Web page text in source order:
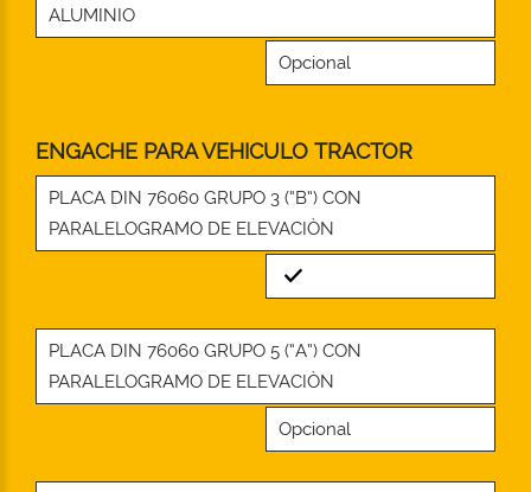
ALUMINIO
Opcional
ENGACHE PARA VEHICULO TRACTOR
PLACA DIN 76060 GRUPO 3 (“B”) CON
PARALELOGRAMO DE ELEVACIÒN
Standard
PLACA DIN 76060 GRUPO 5 (“A”) CON
PARALELOGRAMO DE ELEVACIÒN
Opcional